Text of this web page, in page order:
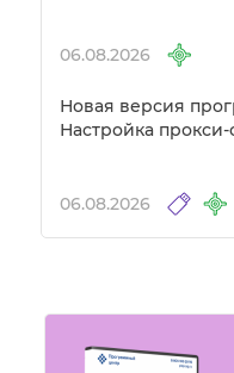
06.08.2026
Новая версия
Настройка
06.08.2026